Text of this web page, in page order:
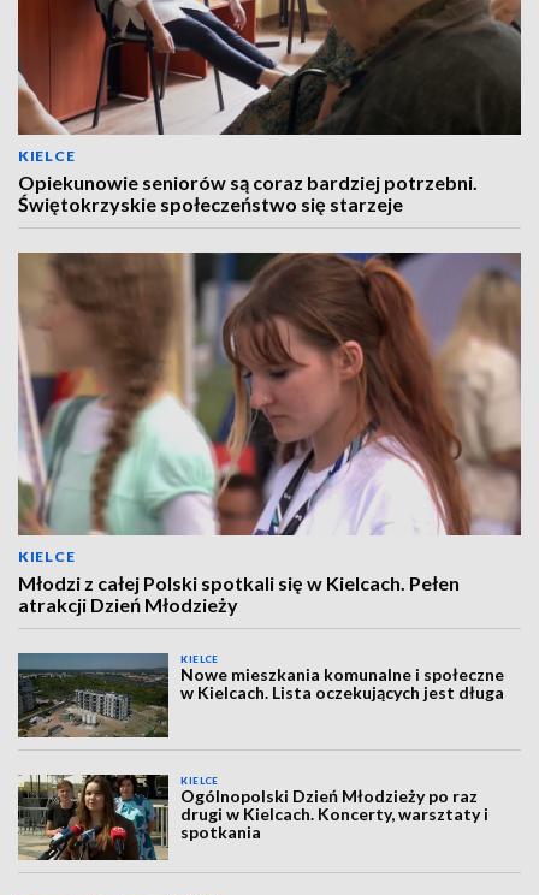
KIELCE
Opiekunowie seniorów są coraz bardziej potrzebni.
Świętokrzyskie społeczeństwo się starzeje
KIELCE
Młodzi z całej Polski spotkali się w Kielcach. Pełen
atrakcji Dzień Młodzieży
KIELCE
Nowe mieszkania komunalne i społeczne
w Kielcach. Lista oczekujących jest długa
KIELCE
Ogólnopolski Dzień Młodzieży po raz
drugi w Kielcach. Koncerty, warsztaty i
spotkania